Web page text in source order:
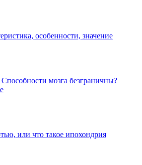
особенности, значение
мозга безграничны?
или что такое ипохондрия